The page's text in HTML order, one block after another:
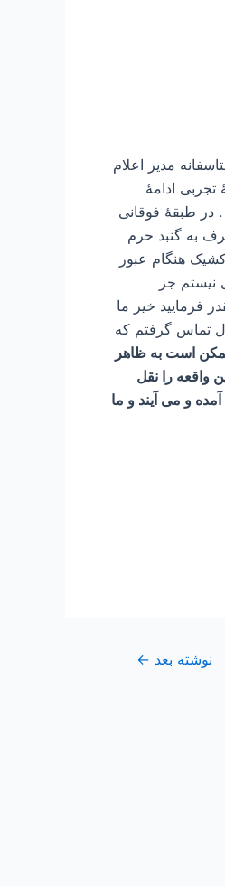
مراجعه کردیم که متاسفانه مدیر اعلام
رشتۀ تجربی ادامۀ
در طبقۀ فوقانی
به گنبد حرم
هنگام عبور
نیستم جز
فرمایید خیر ما
تماس گرفتم که
است به ظاهر
واقعه را نقل
و می آیند و ما
نوشته بعد ←